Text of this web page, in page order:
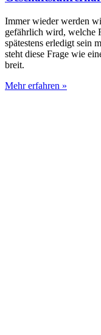
Immer wieder werden
gefährlich wird, welche
spätestens erledigt sein
steht diese Frage wie
breit.
Mehr erfahren »